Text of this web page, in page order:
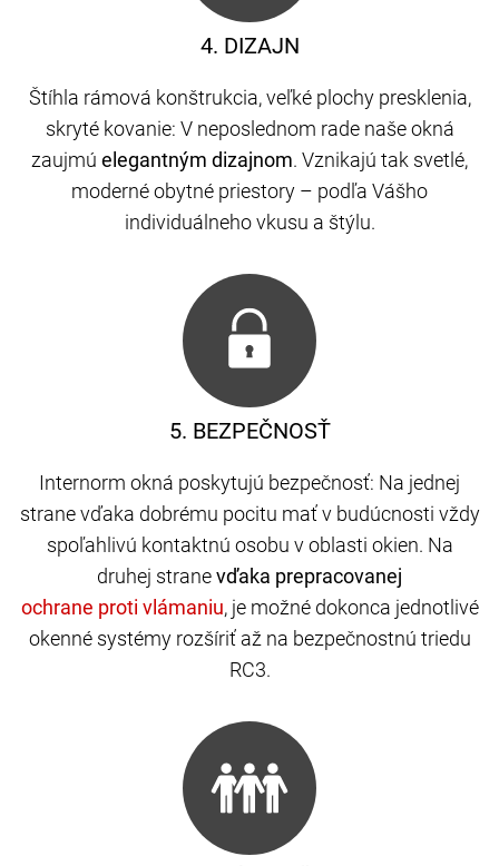
4. DIZAJN
Štíhla rámová konštrukcia, veľké plochy presklenia,
skryté kovanie: V neposlednom rade naše okná
zaujmú elegantným dizajnom. Vznikajú tak svetlé,
moderné obytné priestory – podľa Vášho
individuálneho vkusu a štýlu.
5. BEZPEČNOSŤ
Internorm okná poskytujú bezpečnosť: Na jednej
strane vďaka dobrému pocitu mať v budúcnosti vždy
spoľahlivú kontaktnú osobu v oblasti okien. Na
druhej stranevďaka prepracovanej
, je možné dokonca jednotlivé
okenné systémy rozšíriť až na bezpečnostnú triedu
RC3.